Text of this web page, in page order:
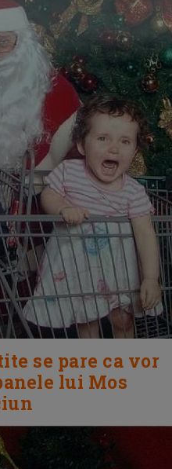
se pare ca vor
lui Mos